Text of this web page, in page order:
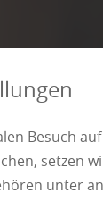
Besuch
setzen
unter